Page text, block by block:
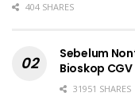
404 SHARES
Sebelum
Bioskop CGV
31951 SHARES